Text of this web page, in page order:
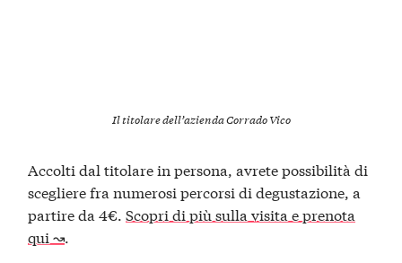
Il titolare dell’azienda Corrado Vico
Accolti dal titolare in persona, avrete possibilità di
scegliere fra numerosi percorsi di degustazione, a
partire da 4€.Scopri di più sulla visita e prenota
qui ↝.